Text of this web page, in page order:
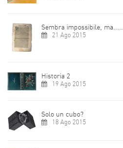
Sembra impossibile, ma.....
21 Ago 2015
Historia 2
19 Ago 2015
Solo un cubo?
18 Ago 2015